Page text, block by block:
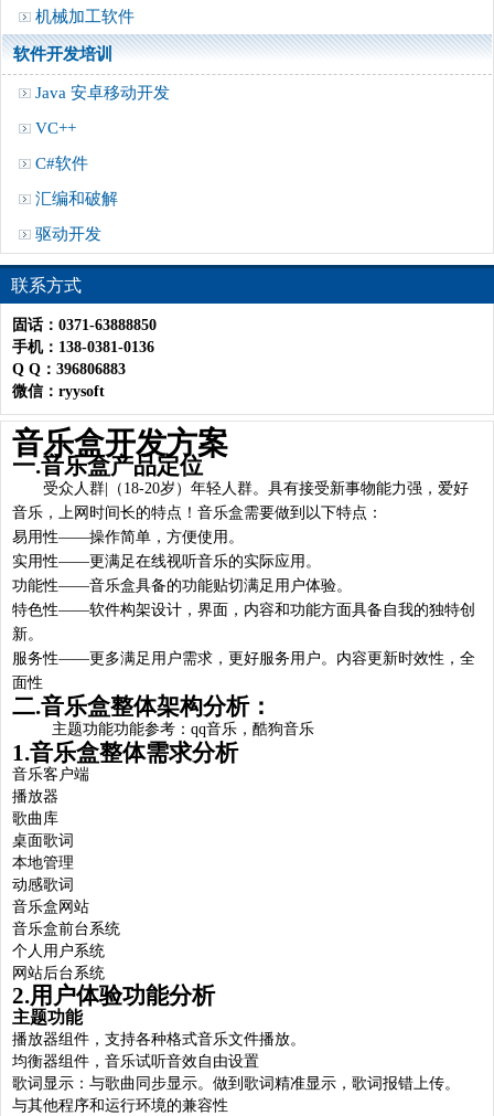
机械加工软件
软件开发培训
Java 安卓移动开发
VC++
C#软件
汇编和破解
驱动开发
联系方式
固话：0371-63888850
手机：138-0381-0136
Q Q：396806883
微信：ryysoft
音乐盒开发方案
一.音乐盒产品定位
受众人群|（18-20岁）年轻人群。具有接受新事物能力强，爱好
音乐，上网时间长的特点！音乐盒需要做到以下特点：
易用性——操作简单，方便使用。
实用性——更满足在线视听音乐的实际应用。
功能性——音乐盒具备的功能贴切满足用户体验。
特色性——软件构架设计，界面，内容和功能方面具备自我的独特创
新。
服务性——更多满足用户需求，更好服务用户。内容更新时效性，全
面性
二.音乐盒整体架构分析：
主题功能功能参考：qq音乐，酷狗音乐
1.音乐盒整体需求分析
音乐客户端
播放器
歌曲库
桌面歌词
本地管理
动感歌词
音乐盒网站
音乐盒前台系统
个人用户系统
网站后台系统
2.用户体验功能分析
主题功能
播放器组件，支持各种格式音乐文件播放。
均衡器组件，音乐试听音效自由设置
歌词显示：与歌曲同步显示。做到歌词精准显示，歌词报错上传。
与其他程序和运行环境的兼容性